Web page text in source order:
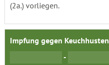
(2a.) vorliegen.
Impfung gegen Keuchhusten
-